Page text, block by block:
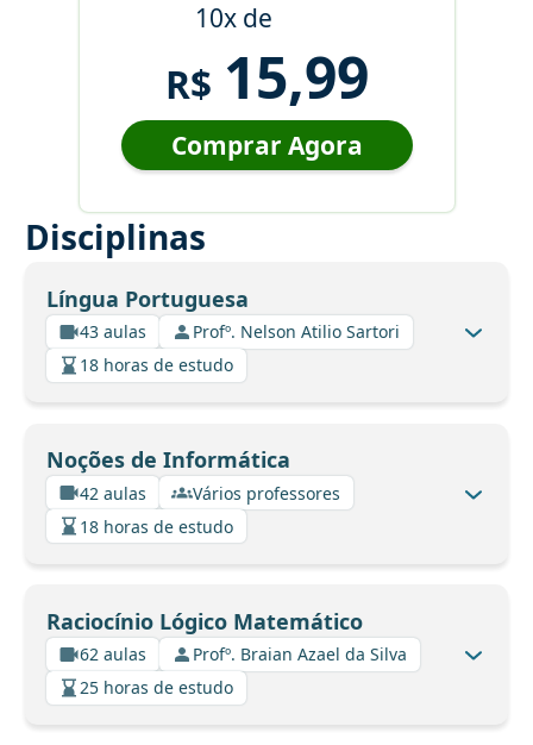
10x de
R$ 15,99
Comprar Agora
Disciplinas
Língua Portuguesa
43 aulas
Profº. Nelson Atilio Sartori
18 horas de estudo
Noções de Informática
42 aulas
Vários professores
18 horas de estudo
Raciocínio Lógico Matemático
62 aulas
Profº. Braian Azael da Silva
25 horas de estudo